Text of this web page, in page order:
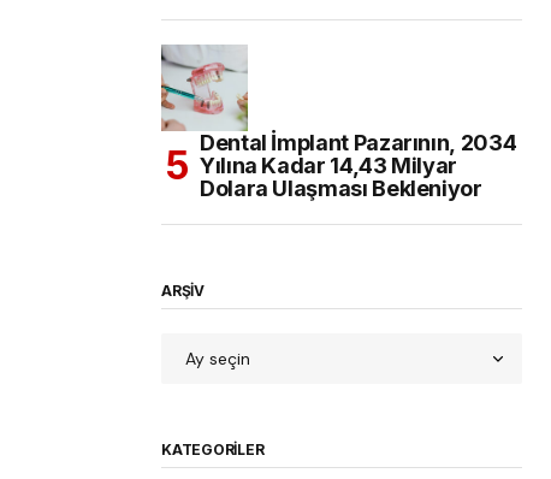
Dental İmplant Pazarının, 2034
Yılına Kadar 14,43 Milyar
Dolara Ulaşması Bekleniyor
ARŞİV
KATEGORILER